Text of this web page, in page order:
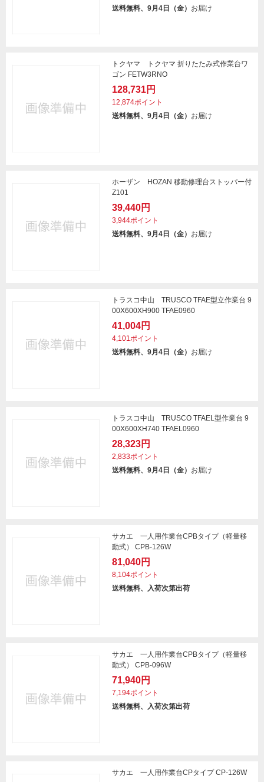
送料無料、9月4日（金） お届け
トクヤマ トクヤマ 折りたたみ式作業台ワ
ゴン FETW3RNO
128,731円
12,874ポイント
送料無料、9月4日（金） お届け
ホーザン HOZAN 移動修理台ストッパー付
Z101
39,440円
3,944ポイント
送料無料、9月4日（金） お届け
トラスコ中山 TRUSCO TFAE型立作業台 9
00X600XH900 TFAE0960
41,004円
4,101ポイント
送料無料、9月4日（金） お届け
トラスコ中山 TRUSCO TFAEL型作業台 9
00X600XH740 TFAEL0960
28,323円
2,833ポイント
送料無料、9月4日（金） お届け
サカエ 一人用作業台CPBタイプ（軽量移
動式） CPB-126W
81,040円
8,104ポイント
送料無料、入荷次第出荷
サカエ 一人用作業台CPBタイプ（軽量移
動式） CPB-096W
71,940円
7,194ポイント
送料無料、入荷次第出荷
サカエ 一人用作業台CPタイプ CP-126W